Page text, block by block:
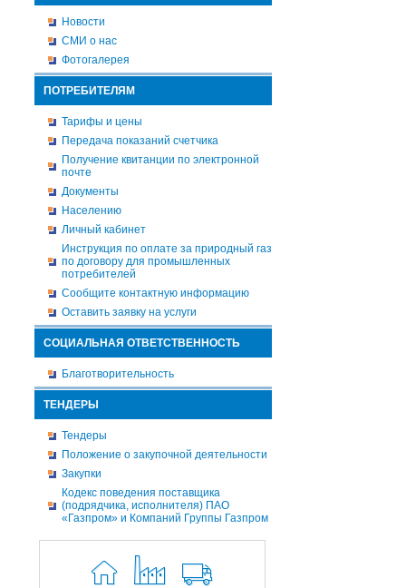
Новости
СМИ о нас
Фотогалерея
ПОТРЕБИТЕЛЯМ
Тарифы и цены
Передача показаний счетчика
Получение квитанции по электронной
почте
Документы
Населению
Личный кабинет
Инструкция по оплате за природный газ
по договору для промышленных
потребителей
Сообщите контактную информацию
Оставить заявку на услуги
СОЦИАЛЬНАЯ ОТВЕТСТВЕННОСТЬ
Благотворительность
ТЕНДЕРЫ
Тендеры
Положение о закупочной деятельности
Закупки
Кодекс поведения поставщика
(подрядчика, исполнителя) ПАО
«Газпром» и Компаний Группы Газпром